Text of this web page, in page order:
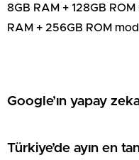
8GB RAM + 128GB
RAM + 256GB ROM
Google’ın yapay
Türkiye’de ayın en